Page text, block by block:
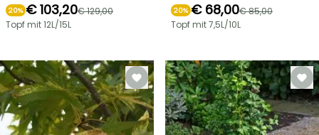
20% € 103,20€ 129,00
Topf mit 12L/15L
20% € 68,00€ 85,00
Topf mit 7,5L/10L